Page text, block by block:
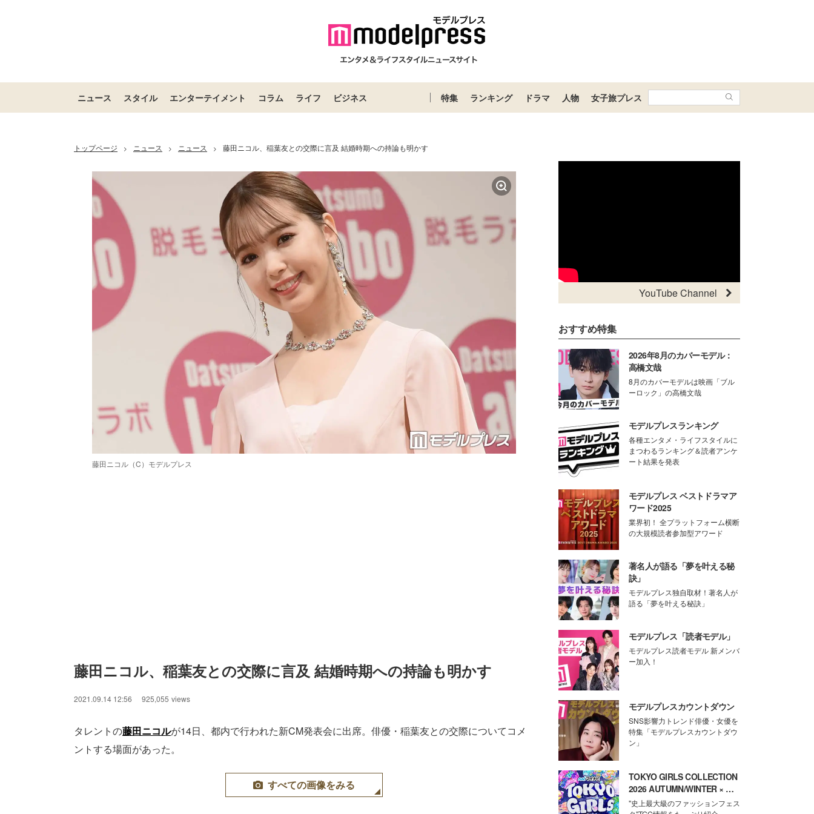
ニュース スタイル エンターテイメント コラム ライフ ビジネス 特集 ランキング ドラマ 人物 女子旅プレス
トップページ > ニュース > ニュース > 藤田ニコル、稲葉友との交際に言及 結婚時期への持論も明かす
藤田ニコル（C）モデルプレス
藤田ニコル、稲葉友との交際に言及 結婚時期への持論も明かす
2021.09.14 12:56 925,055 views
タレントの藤田ニコルが14日、都内で行われた新CM発表会に出席。俳優・稲葉友との交際についてコメ
ントする場面があった。
すべての画像をみる
YouTube Channel
おすすめ特集
2026年8月のカバーモデル：
高橋文哉
8月のカバーモデルは映画「ブル
ーロック」の高橋文哉
モデルプレスランキング
各種エンタメ・ライフスタイルに
まつわるランキング＆読者アンケ
ート結果を発表
モデルプレス ベストドラマア
ワード2025
業界初！ 全プラットフォーム横断
の大規模読者参加型アワード
著名人が語る「夢を叶える秘
訣」
モデルプレス独自取材！著名人が
語る「夢を叶える秘訣」
モデルプレス「読者モデル」
モデルプレス読者モデル 新メンバ
ー加入！
モデルプレスカウントダウン
SNS影響力トレンド俳優・女優を
特集「モデルプレスカウントダウ
ン」
TOKYO GIRLS COLLECTION
2026 AUTUMN/WINTER × モ
デルプレス
"史上最大級のファッションフェス